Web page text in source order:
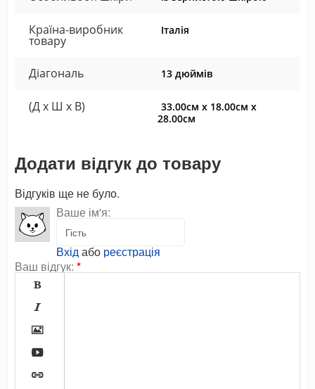
Країна-виробник
товару
Італія
Діагональ 13 дюймів
(Д x Ш x В)
33.00см x 18.00см x
28.00см
Додати відгук до товару
Відгуків ще не було.
Ваше ім'я:
Вхідабо реєстрація
Ваш відгук: *




